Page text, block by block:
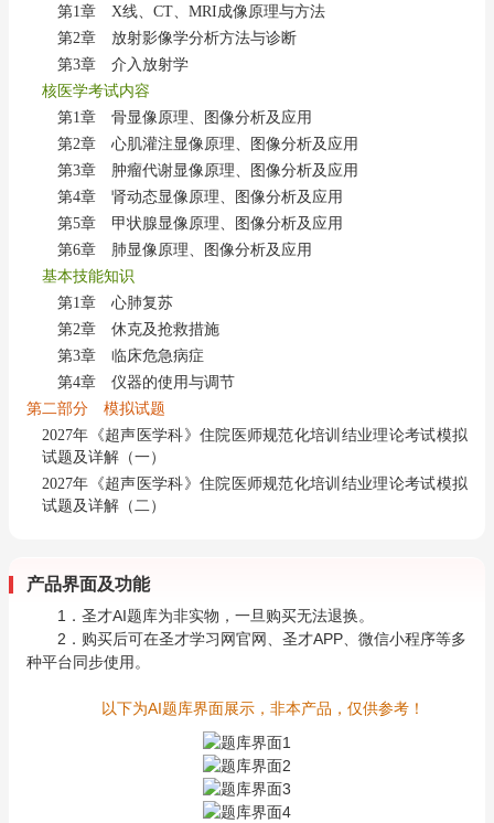
第1章 X线、CT、MRI成像原理与方法
第2章 放射影像学分析方法与诊断
第3章 介入放射学
核医学考试内容
第1章 骨显像原理、图像分析及应用
第2章 心肌灌注显像原理、图像分析及应用
第3章 肿瘤代谢显像原理、图像分析及应用
第4章 肾动态显像原理、图像分析及应用
第5章 甲状腺显像原理、图像分析及应用
第6章 肺显像原理、图像分析及应用
基本技能知识
第1章 心肺复苏
第2章 休克及抢救措施
第3章 临床危急病症
第4章 仪器的使用与调节
第二部分 模拟试题
2027年《超声医学科》住院医师规范化培训结业理论考试模拟
试题及详解（一）
2027年《超声医学科》住院医师规范化培训结业理论考试模拟
试题及详解（二）
产品界面及功能
1．圣才AI题库为非实物，一旦购买无法退换。
2．购买后可在圣才学习网官网、圣才APP、微信小程序等多
种平台同步使用。
以下为AI题库界面展示，非本产品，仅供参考！